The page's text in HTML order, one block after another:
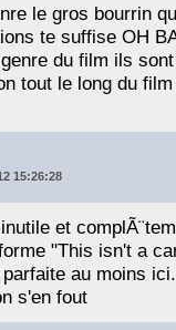
le gros bourrin
te suffise OH
du film ils
tout le long du
15:26:28
et
"This isn't a
au moins
s'en fout